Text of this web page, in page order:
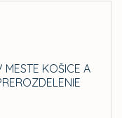
KOŠICE A